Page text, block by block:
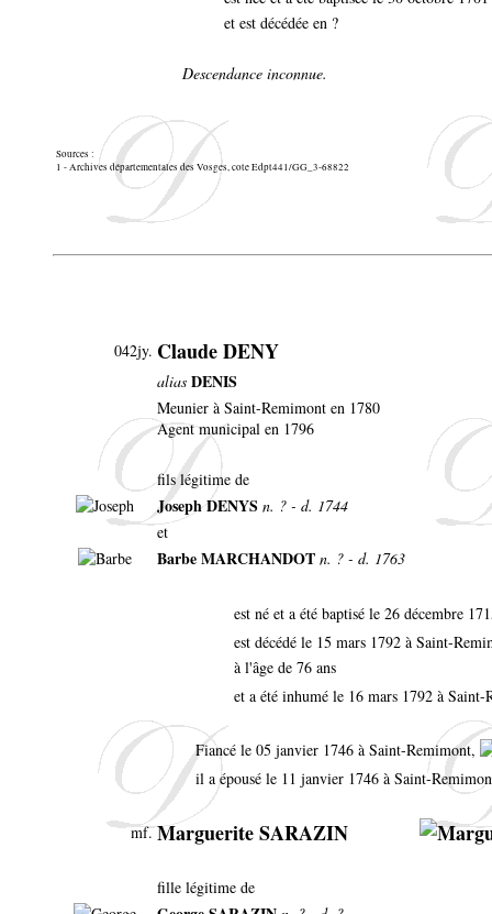
et est décédée en ?
Descendance inconnue.
Sources :
1 - Archives départementales des Vosges, cote Edpt441/GG_3-68822
042jy. Claude DENY
alias DENIS
Meunier à Saint-Remimont en 1780
Agent municipal en 1796
fils légitime de
Joseph DENYS n. ? - d. 1744
et
Barbe MARCHANDOT n. ? - d. 1763
est né et a été baptisé le 26 décembre
est décédé le 15 mars 1792 à Saint-
à l'âge de 76 ans
et a été inhumé le 16 mars 1792 à
Fiancé le 05 janvier 1746 à Saint-Remimont,
il a épousé le 11 janvier 1746 à Saint-
mf. Marguerite SARAZIN
fille légitime de